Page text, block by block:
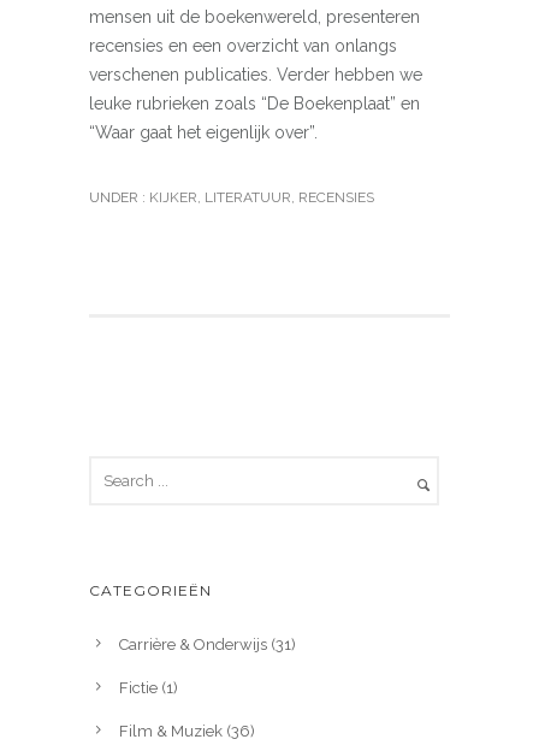
mensen uit de boekenwereld, presenteren
recensies en een overzicht van onlangs
verschenen publicaties. Verder hebben we
leuke rubrieken zoals “De Boekenplaat” en
“Waar gaat het eigenlijk over”.
UNDER : KIJKER, LITERATUUR, RECENSIES
CATEGORIEËN
Carrière & Onderwijs (31)
Fictie (1)
Film & Muziek (36)